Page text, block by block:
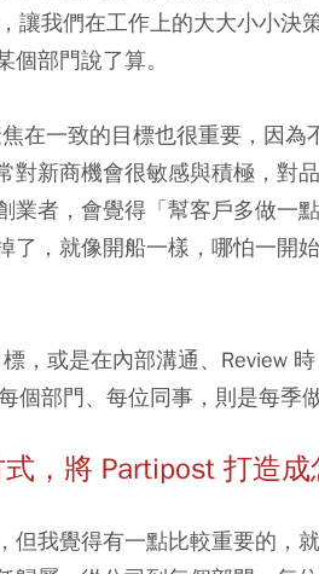
讓我們在工作上的大大小小決
部門說了算。
在一致的目標也很重要，因為
對新商機會很敏感與積極，對
業者，會覺得「幫客戶多做一
了，就像開船一樣，哪怕一開
，或是在內部溝通、Review
個部門、每位同事，則是每季做
，將 Partipost 打造
但我覺得有一點比較重要的，